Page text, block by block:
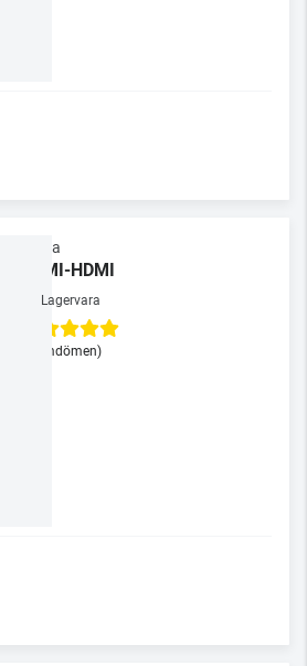
Supra
HDMI-HDMI
Lagervara
(3 omdömen)